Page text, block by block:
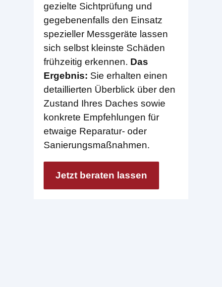
gezielte Sichtprüfung und
gegebenenfalls den Einsatz
spezieller Messgeräte lassen
sich selbst kleinste Schäden
frühzeitig erkennen. Das
Ergebnis: Sie erhalten einen
detaillierten Überblick über den
Zustand Ihres Daches sowie
konkrete Empfehlungen für
etwaige Reparatur- oder
Sanierungsmaßnahmen.
Jetzt beraten lassen